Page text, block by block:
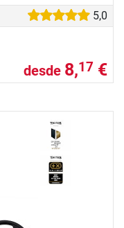
5,0
desde 8,17 €